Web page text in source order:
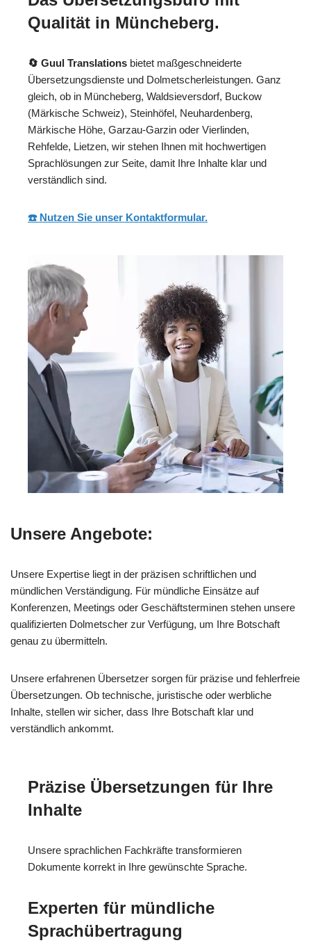
Qualität in Müncheberg.
🔄 Guul Translations bietet maßgeschneiderte
Übersetzungsdienste und Dolmetscherleistungen. Ganz
gleich, ob in Müncheberg, Waldsieversdorf, Buckow
(Märkische Schweiz), Steinhöfel, Neuhardenberg,
Märkische Höhe, Garzau-Garzin oder Vierlinden,
Rehfelde, Lietzen, wir stehen Ihnen mit hochwertigen
Sprachlösungen zur Seite, damit Ihre Inhalte klar und
verständlich sind.
☎️ Nutzen Sie unser Kontaktformular.
Unsere Angebote:
Unsere Expertise liegt in der präzisen schriftlichen und
mündlichen Verständigung. Für mündliche Einsätze auf
Konferenzen, Meetings oder Geschäftsterminen stehen unsere
qualifizierten Dolmetscher zur Verfügung, um Ihre Botschaft
genau zu übermitteln.
Unsere erfahrenen Übersetzer sorgen für präzise und fehlerfreie
Übersetzungen. Ob technische, juristische oder werbliche
Inhalte, stellen wir sicher, dass Ihre Botschaft klar und
verständlich ankommt.
Präzise Übersetzungen für Ihre
Inhalte
Unsere sprachlichen Fachkräfte transformieren
Dokumente korrekt in Ihre gewünschte Sprache.
Experten für mündliche
Sprachübertragung